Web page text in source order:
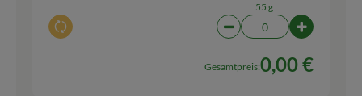
Auswahl ändern
55 g
Artikelanzahl
Gesamtpreis:0,00 €